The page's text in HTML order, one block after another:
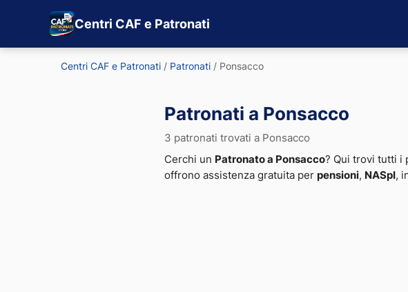
Centri CAF e Patronati
Centri CAF e Patronati / Patronati / Ponsacco
Patronati a Ponsacco
3 patronati trovati a Ponsacco
Cerchi un Patronato a Ponsacco? Qui trovi tutti i
offrono assistenza gratuita per pensioni, NASpI ,